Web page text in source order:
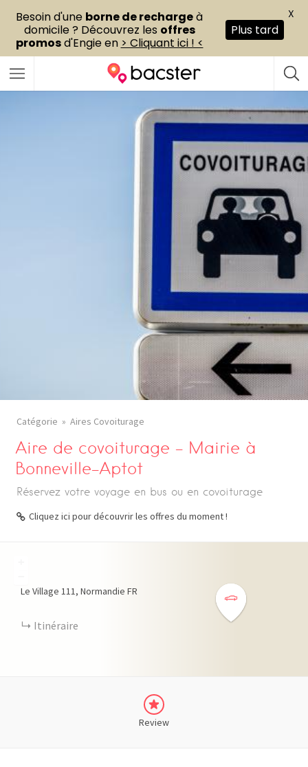
Catégorie Aires Covoiturage
Aire de covoiturage – Mairie à
Bonneville-Aptot
Réservez votre voyage en bus ou en covoiturage
Cliquez ici pour découvrir les offres du moment !
Le Village 111 Normandie FR
Itinéraire
Review
Besoin d'une borne de rechargeà
domicile ? Découvrez les offres
promosd'Engie en > Cliquant ici ! <
Plus tard
X